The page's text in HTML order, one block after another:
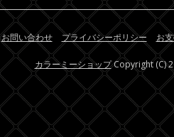
お問い合わせ プライバシーポリシー お
カラーミーショップCopyright (C)